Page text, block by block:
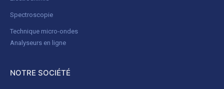
Spectroscopie
Technique micro-ondes
Analyseurs en ligne
NOTRE SOCIÉTÉ